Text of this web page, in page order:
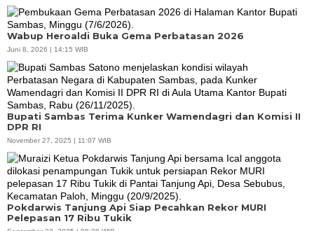
Wabup Heroaldi Buka Gema Perbatasan 2026
Juni 8, 2026 | 14:15 WIB
Bupati Sambas Terima Kunker Wamendagri dan Komisi II
DPR RI
November 27, 2025 | 11:07 WIB
Pokdarwis Tanjung Api Siap Pecahkan Rekor MURI
Pelepasan 17 Ribu Tukik